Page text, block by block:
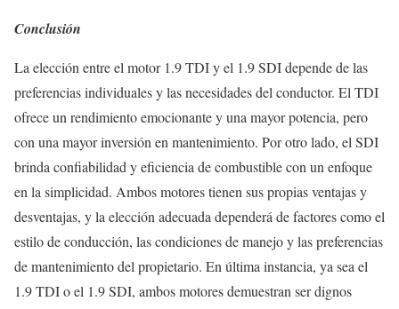
Conclusión
La elección entre el motor 1.9 TDI y el 1.9 SDI depende de las
preferencias individuales y las necesidades del conductor. El TDI
ofrece un rendimiento emocionante y una mayor potencia, pero
con una mayor inversión en mantenimiento. Por otro lado, el SDI
brinda confiabilidad y eficiencia de combustible con un enfoque
en la simplicidad. Ambos motores tienen sus propias ventajas y
desventajas, y la elección adecuada dependerá de factores como el
estilo de conducción, las condiciones de manejo y las preferencias
de mantenimiento del propietario. En última instancia, ya sea el
1.9 TDI o el 1.9 SDI, ambos motores demuestran ser dignos